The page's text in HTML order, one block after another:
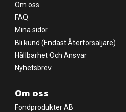
Om oss
FAQ
Mina sidor
Bli kund (Endast Återförsäljare)
Hållbarhet Och Ansvar
Nyhetsbrev
Om oss
Fondprodukter AB